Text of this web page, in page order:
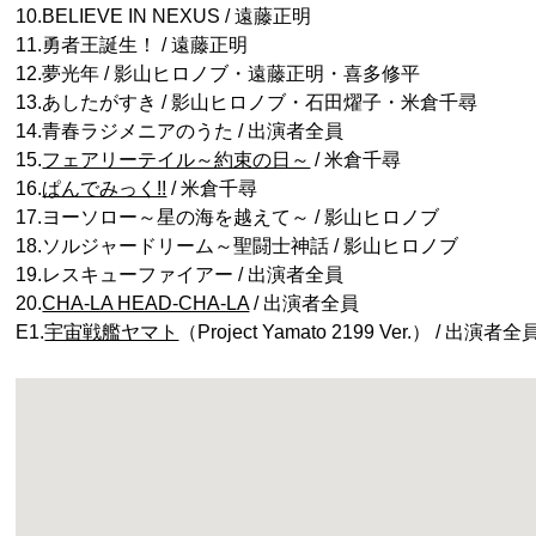
10.BELIEVE IN NEXUS / 遠藤正明
11.勇者王誕生！ / 遠藤正明
12.夢光年 / 影山ヒロノブ・遠藤正明・喜多修平
13.あしたがすき / 影山ヒロノブ・石田燿子・米倉千尋
14.青春ラジメニアのうた / 出演者全員
15.フェアリーテイル～約束の日～ / 米倉千尋
16.ぱんでみっく!! / 米倉千尋
17.ヨーソロー～星の海を越えて～ / 影山ヒロノブ
18.ソルジャードリーム～聖闘士神話 / 影山ヒロノブ
19.レスキューファイアー / 出演者全員
20.CHA-LA HEAD-CHA-LA/ 出演者全員
E1.宇宙戦艦ヤマト （Project Yamato 2199 Ver.） / 出演者全